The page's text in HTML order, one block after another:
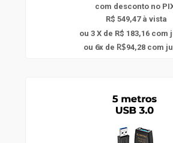
com desconto no
R$ 549,47 à vista
ou 3 X de R$ 183,16 com
ou 6x de R$94,28 com